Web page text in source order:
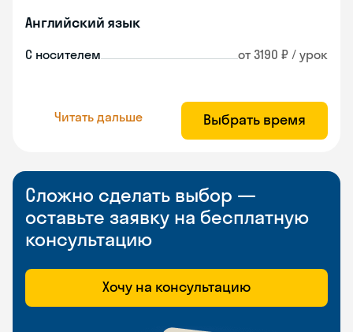
Английский язык
С носителем от 3190 ₽ / урок
Читать дальше Выбрать время
Сложно сделать выбор —
оставьте заявку на бесплатную
консультацию
Хочу на консультацию